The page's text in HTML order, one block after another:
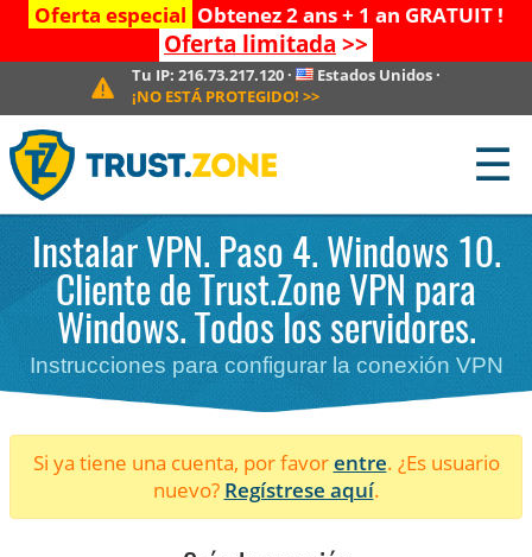
Oferta especial Obtenez 2 ans + 1 an GRATUIT !
Oferta limitada >>
Tu IP: 216.73.217.120· Estados Unidos ·
¡NO ESTÁ PROTEGIDO! >>
☰
Instalar VPN. Paso 4. Windows 10.
Cliente de Trust.Zone VPN para
Windows. Todos los servidores.
Instrucciones para configurar la conexión VPN
Si ya tiene una cuenta, por favorentre. ¿Es usuario
nuevo? Regístrese aquí.